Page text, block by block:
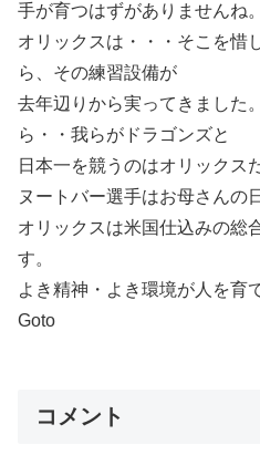
手が育つはずがありませんね。
オリックスは・・・そこを惜
ら、その練習設備が
去年辺りから実ってきました
ら・・我らがドラゴンズと
日本一を競うのはオリックス
ヌートバー選手はお母さんの
オリックスは米国仕込みの総
す。
よき精神・よき環境が人を育
Goto
コメント